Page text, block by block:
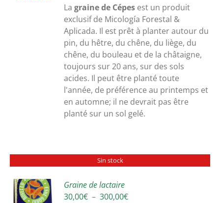
30,00€
à
300,00€
Lagraine de Cépes est un produit
exclusif de Micología Forestal &
Aplicada. Il est prêt à planter autour du
pin, du hêtre, du chêne, du liège, du
chêne, du bouleau et de la châtaigne,
toujours sur 20 ans, sur des sols
acides. Il peut être planté toute
l'année, de préférence au printemps et
en automne; il ne devrait pas être
planté sur un sol gelé.
Sin stock
Graine de lactaire
30,00€ – 300,00€Plage